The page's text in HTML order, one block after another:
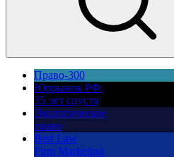
Право-300
Юррынок РФ:
35 лет спустя
Экологическое
право
Best Law
Firm Marketing